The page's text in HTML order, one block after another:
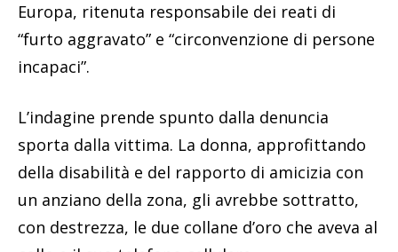
Europa, ritenuta responsabile dei reati di
“furto aggravato” e “circonvenzione di persone
incapaci”.
L’indagine prende spunto dalla denuncia
sporta dalla vittima. La donna, approfittando
della disabilità e del rapporto di amicizia con
un anziano della zona, gli avrebbe sottratto,
con destrezza, le due collane d’oro che aveva al